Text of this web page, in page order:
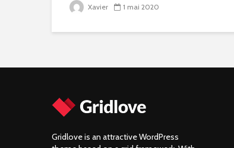
Xavier 1 mai 2020
Gridlove is an attractive WordPress